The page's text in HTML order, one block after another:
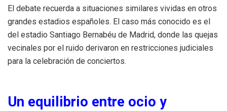
El debate recuerda a situaciones similares vividas en otros
grandes estadios españoles. El caso más conocido es el
del estadio Santiago Bernabéu de Madrid, donde las quejas
vecinales por el ruido derivaron en restricciones judiciales
para la celebración de conciertos.
Un equilibrio entre ocio y